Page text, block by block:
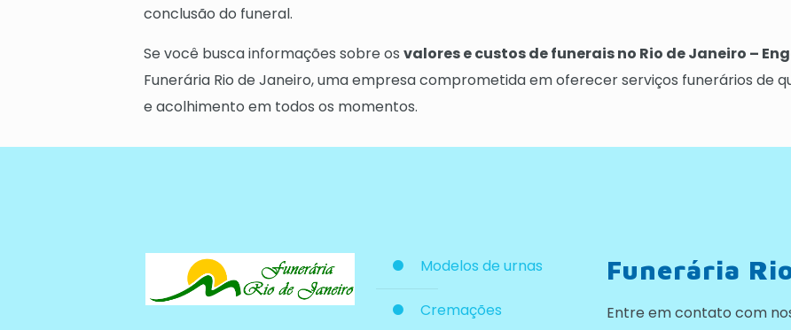
conclusão do funeral.
Se você busca informações sobre osvalores e custos de funerais no Rio de Janeiro –
Funerária Rio de Janeiro, uma empresa comprometida em oferecer serviços funerários de
e acolhimento em todos os momentos.
Modelos de urnas
Cremações
Funerária
Entre em contato com